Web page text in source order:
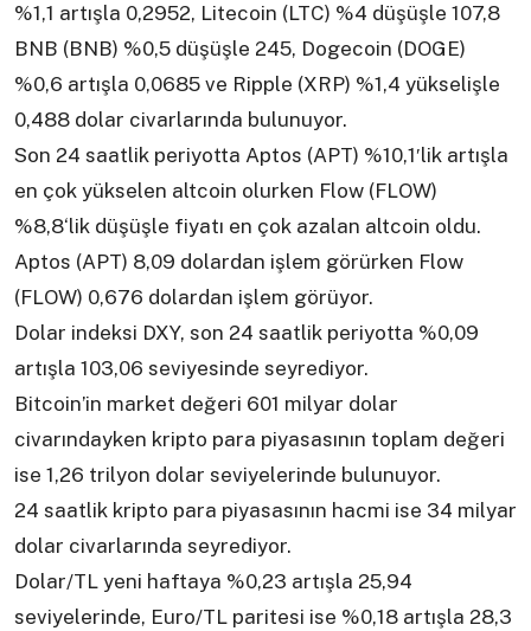
%1,1 artışla 0,2952, Litecoin (LTC) %4 düşüşle 107,8
BNB (BNB) %0,5 düşüşle 245, Dogecoin (DOGE)
%0,6 artışla 0,0685 ve Ripple (XRP) %1,4 yükselişle
0,488 dolar civarlarında bulunuyor.
Son 24 saatlik periyotta Aptos (APT) %10,1′lik artışla
en çok yükselen altcoin olurken Flow (FLOW)
%8,8‘lik düşüşle fiyatı en çok azalan altcoin oldu.
Aptos (APT) 8,09 dolardan işlem görürken Flow
(FLOW) 0,676 dolardan işlem görüyor.
Dolar indeksi DXY, son 24 saatlik periyotta %0,09
artışla 103,06 seviyesinde seyrediyor.
Bitcoin’in market değeri 601 milyar dolar
civarındayken kripto para piyasasının toplam değeri
ise 1,26 trilyon dolar seviyelerinde bulunuyor.
24 saatlik kripto para piyasasının hacmi ise 34 milyar
dolar civarlarında seyrediyor.
Dolar/TL yeni haftaya %0,23 artışla 25,94
seviyelerinde, Euro/TL paritesi ise %0,18 artışla 28,3